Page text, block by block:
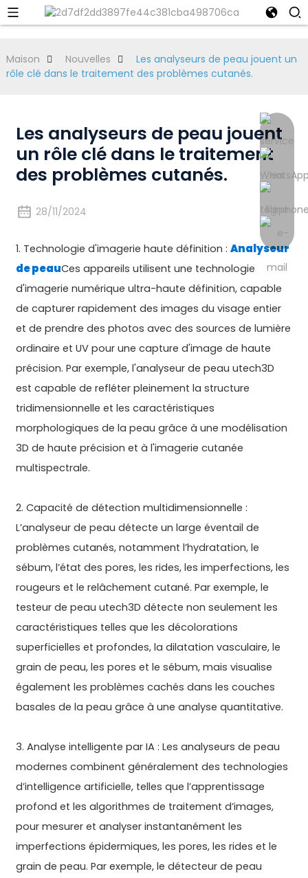
Maison Nouvelles
Les analyseurs de peau jouent un
rôle clé dans le traitement des problèmes cutanés.
Les analyseurs de peau jouent
un rôle clé dans le traitement
des problèmes cutanés.
28/11/2024
1. Technologie d'imagerie haute définition : Analyseur
de peauCes appareils utilisent une technologie
d'imagerie numérique ultra-haute définition, capable
de capturer rapidement des images du visage entier
et de prendre des photos avec des sources de lumière
ordinaire et UV pour une capture d'image de haute
précision. Par exemple, l'analyseur de peau utech3D
est capable de refléter pleinement la structure
tridimensionnelle et les caractéristiques
morphologiques de la peau grâce à une modélisation
3D de haute précision et à l'imagerie cutanée
multispectrale.
2. Capacité de détection multidimensionnelle :
L’analyseur de peau détecte un large éventail de
problèmes cutanés, notamment l’hydratation, le
sébum, l’état des pores, les rides, les imperfections, les
rougeurs et le relâchement cutané. Par exemple, le
testeur de peau utech3D détecte non seulement les
caractéristiques telles que les décolorations
superficielles et profondes, la dilatation vasculaire, le
grain de peau, les pores et le sébum, mais visualise
également les problèmes cachés dans les couches
basales de la peau grâce à une analyse quantitative.
3. Analyse intelligente par IA : Les analyseurs de peau
modernes combinent généralement des technologies
d’intelligence artificielle, telles que l’apprentissage
profond et les algorithmes de traitement d’images,
pour mesurer et analyser instantanément les
imperfections épidermiques, les pores, les rides et le
grain de peau. Par exemple, le détecteur de peau